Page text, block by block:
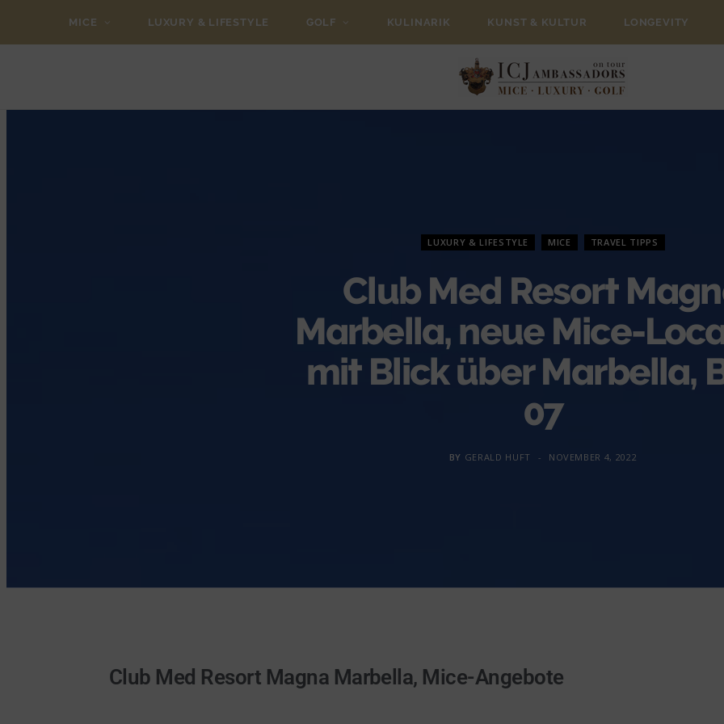
MICE LUXURY & LIFESTYLE GOLF KULINARIK KUNST & KULTUR LONGEVITY
LUXURY & LIFESTYLE MICE TRAVEL TIPPS
Club Med Resort
Marbella, neue Mice-
mit Blick über Marbella,
07
BY GERALD HUFT NOVEMBER 4, 2022
Club Med Resort Magna Marbella, Mice-Angebote